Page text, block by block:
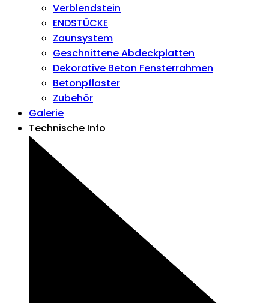
Verblendstein
ENDSTÜCKE
Zaunsystem
Geschnittene Abdeckplatten
Dekorative Beton Fensterrahmen
Betonpflaster
Zubehör
Galerie
Technische Info